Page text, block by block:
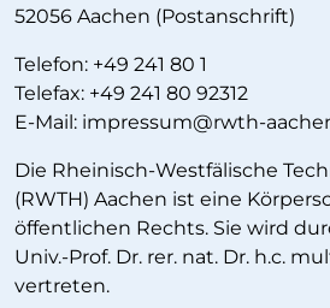
52056 Aachen (Postanschrift)
Telefon: +49 241 80 1
Telefax: +49 241 80 92312
E-Mail: impressum@rwth-
Die Rheinisch-Westfälische
(RWTH) Aachen ist eine
öffentlichen Rechts. Sie wird
Univ.-Prof. Dr. rer. nat. Dr. h.c.
vertreten.